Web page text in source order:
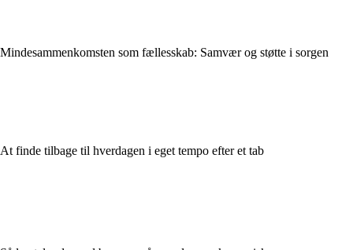
Mindesammenkomsten som fællesskab: Samvær og støtte i sorgen
At finde tilbage til hverdagen i eget tempo efter et tab